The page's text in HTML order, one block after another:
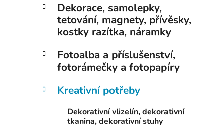
Dekorace, samolepky,
tetování, magnety, přívěsky,
kostky razítka, náramky
Fotoalba a příslušenství,
fotorámečky a fotopapíry
Kreativní potřeby
Dekorativní vlizelín, dekorativní
tkanina, dekorativní stuhy